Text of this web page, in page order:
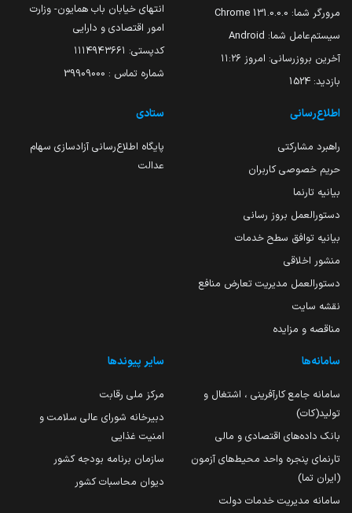
مرورگر شما: 131.0.0.0 Chrome
سیستم‌عامل شما: Android
آخرین بروزرسانی: امروز ۱۱:۲۶
بازدید: 1524
انتهای خیابان باب همایون- وزارت
امور اقتصادی و دارایی
کدپستی: ۱۱۱۴۹۴۳۶۶۱
شماره تماس : 39909000
اطلاع‌رسانی
راهبرد مشارکتی
حریم خصوصی کاربران
بیانیه تارنما
دستورالعمل بروز رسانی
بیانیه توافق سطح خدمات
منشور اخلاقی
دستورالعمل مدیریت تعارض منافع
نقشه سایت
مناقصه و مزایده
ستادی
پایگاه اطلاع‌رسانی آزادسازی سهام
عدالت
سامانه‌ها
سامانه جامع کارآفرینی ، اشتغال و
تولید(کات)
بانک داده‌های اقتصادی و مالی
تارنمای پنجره واحد محیط‌های آزمون
(ایران تما)
سامانه مدیریت خدمات دولت
سایر پیوندها
مرکز ملی رقابت
دبیرخانه شورای عالی سلامت و
امنیت غذایی
سازمان برنامه بودجه کشور
دیوان محاسبات کشور